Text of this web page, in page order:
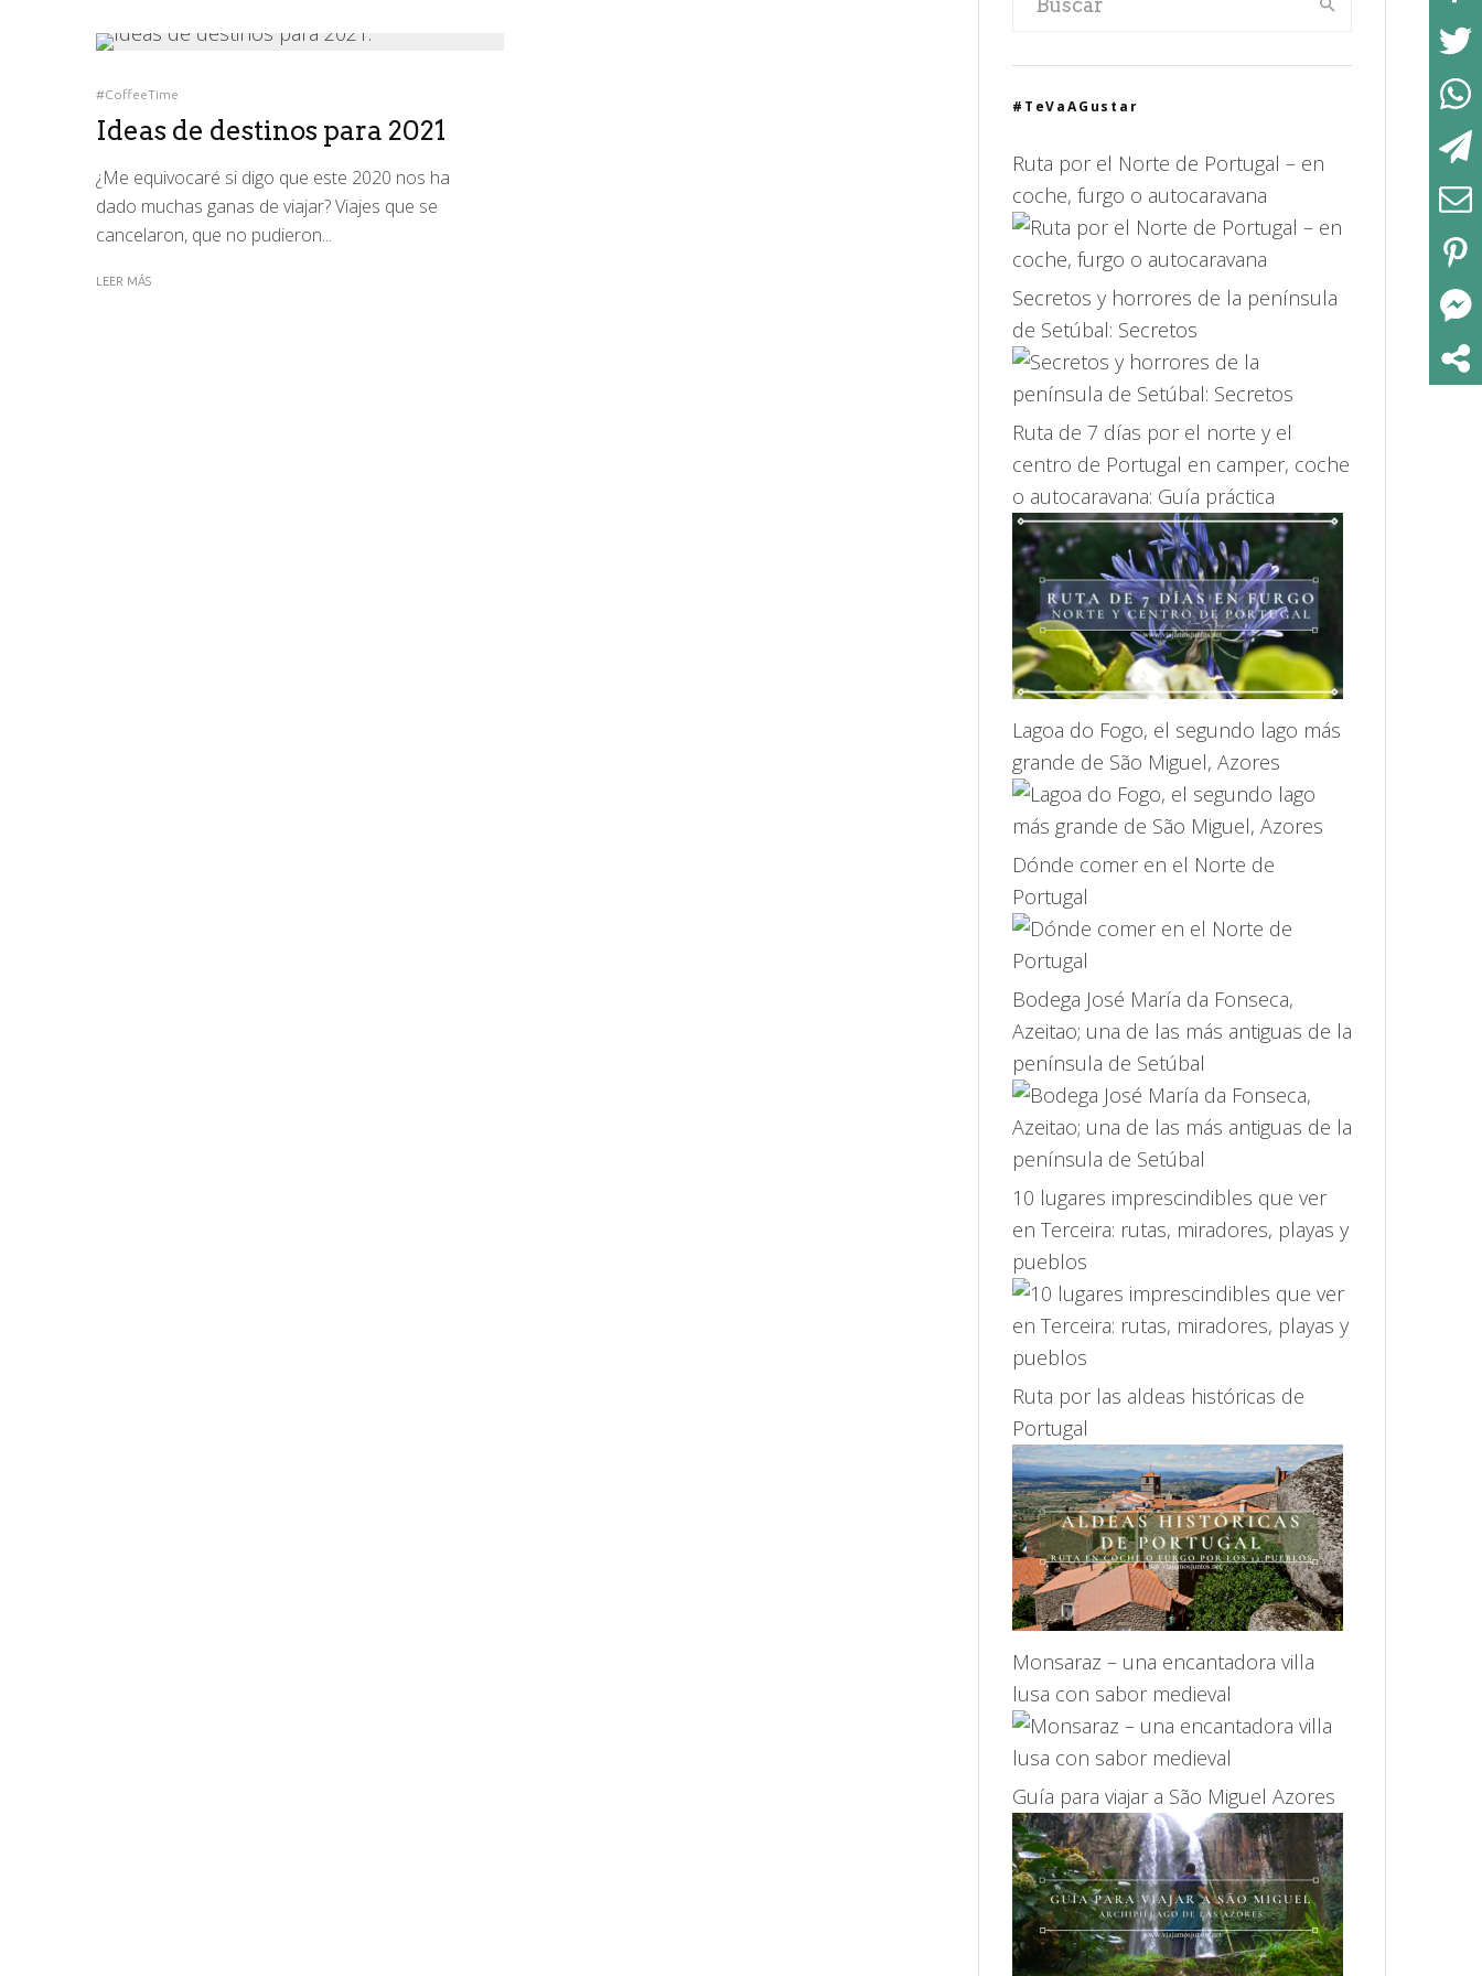
#CoffeeTime
Ideas de destinos para 2021
¿Me equivocaré si digo que este 2020 nos ha
dado muchas ganas de viajar? Viajes que se
cancelaron, que no pudieron...
LEER MÁS
#TeVaAGustar
Ruta por el Norte de Portugal – en
coche, furgo o autocaravana
Secretos y horrores de la península
de Setúbal: Secretos
Ruta de 7 días por el norte y el
centro de Portugal en camper, coche
o autocaravana: Guía práctica
Lagoa do Fogo, el segundo lago más
grande de São Miguel, Azores
Dónde comer en el Norte de
Portugal
Bodega José María da Fonseca,
Azeitao; una de las más antiguas de la
península de Setúbal
10 lugares imprescindibles que ver
en Terceira: rutas, miradores, playas y
pueblos
Ruta por las aldeas históricas de
Portugal
Monsaraz – una encantadora villa
lusa con sabor medieval
Guía para viajar a São Miguel Azores